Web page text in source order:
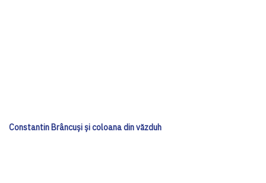
Constantin Brâncuși și coloana din văzduh